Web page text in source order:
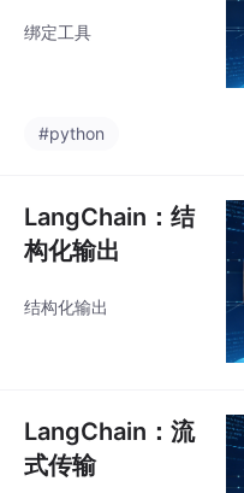
绑定工具
#python
LangChain：结
构化输出
结构化输出
LangChain：流
式传输